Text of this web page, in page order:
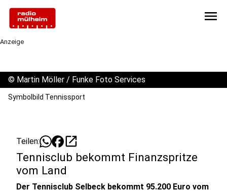
menu
Anzeige
© Martin Möller / Funke Foto Services
Symbolbild Tennissport
Teilen: open_in_new
Tennisclub bekommt Finanzspritze
vom Land
Der Tennisclub Selbeck bekommt 95.200 Euro vom